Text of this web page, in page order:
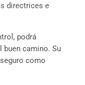
directrices e
podrá
buen camino. Su
como